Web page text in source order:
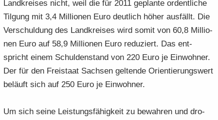
Land­krei­ses nicht, weil die für 2011 ge­plan­te or­dent­li­che
Til­gung mit 3,4 Mil­lio­nen Euro deut­lich höher aus­fällt. Die
Ver­schul­dung des Land­krei­ses wird somit von 60,8 Mil­lio­
nen Euro auf 58,9 Mil­lio­nen Euro re­du­ziert. Das ent­
spricht einem Schul­den­stand von 220 Euro je Ein­woh­ner.
Der für den Frei­staat Sach­sen gel­ten­de Ori­en­tie­rungs­wert
be­läuft sich auf 250 Euro je Ein­woh­ner.
Um sich seine Leis­tungs­fä­hig­keit zu be­wah­ren und dro­